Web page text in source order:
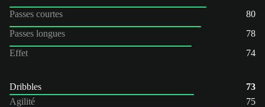
Passes courtes
80
Passes longues
78
Effet
74
Dribbles
73
Agilité
75